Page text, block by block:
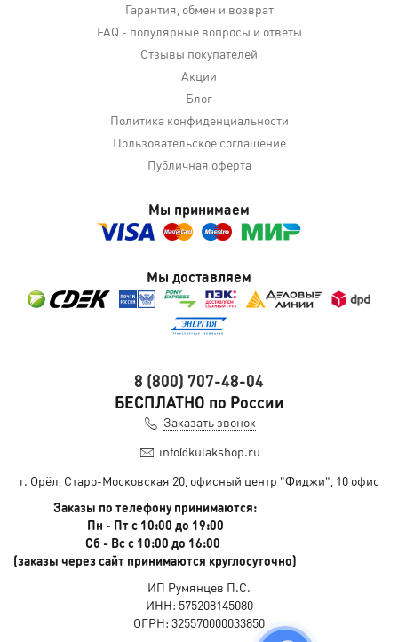
Гарантия, обмен и возврат
FAQ - популярные вопросы и ответы
Отзывы покупателей
Акции
Блог
Политика конфиденциальности
Пользовательское соглашение
Публичная оферта
Мы принимаем
Мы доставляем
8 (800) 707-48-04
БЕСПЛАТНО по России
Заказать звонок
info@kulakshop.ru
г. Орёл, Старо-Московская 20, офисный центр "Фиджи", 10 офис
Заказы по телефону принимаются:
Пн - Пт с 10:00 до 19:00
Сб - Вс с 10:00 до 16:00
(заказы через сайт принимаются круглосуточно)
ИП Румянцев П.С.
ИНН: 575208145080
ОГРН: 325570000033850